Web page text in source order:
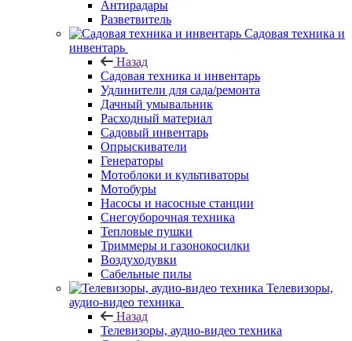
Антирадары
Разветвитель
Садовая техника и
инвентарь
Назад
Садовая техника и инвентарь
Удлинители для сада/ремонта
Дачный умывальник
Расходный материал
Садовый инвентарь
Опрыскиватели
Генераторы
Мотоблоки и культиваторы
Мотобуры
Насосы и насосные станции
Снегоуборочная техника
Тепловые пушки
Триммеры и газонокосилки
Воздуходувки
Сабельные пилы
Телевизоры,
аудио-видео техника
Назад
Телевизоры, аудио-видео техника